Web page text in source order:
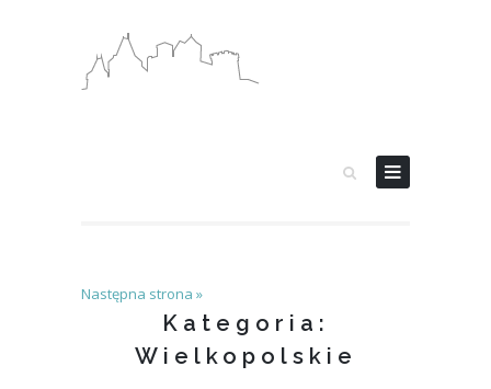
Następna strona »
Kategoria:
Wielkopolskie